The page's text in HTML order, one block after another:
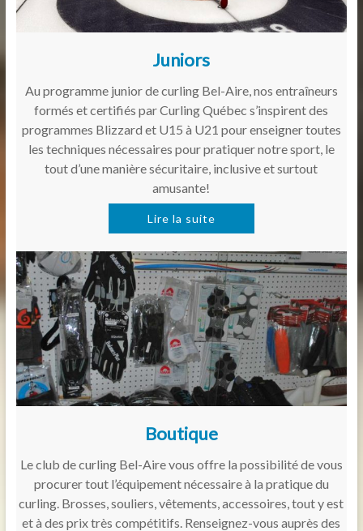
Juniors
Au programme junior de curling Bel-Aire, nos entraîneurs
formés et certifiés par Curling Québec s’inspirent des
programmes Blizzard et U15 à U21 pour enseigner toutes
les techniques nécessaires pour pratiquer notre sport, le
tout d’une manière sécuritaire, inclusive et surtout
amusante!
Lire la suite
Boutique
Le club de curling Bel-Aire vous offre la possibilité de vous
procurer tout l’équipement nécessaire à la pratique du
curling. Brosses, souliers, vêtements, accessoires, tout y est
et à des prix très compétitifs. Renseignez-vous auprès des